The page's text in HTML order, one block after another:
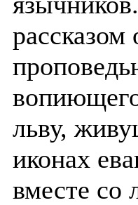
льву,
иконах
вместе со